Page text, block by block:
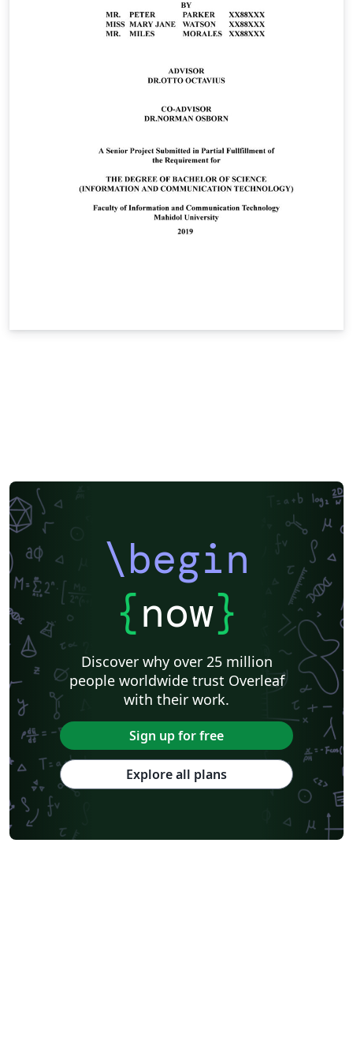
\begin
{now}
Discover why over 25 million
people worldwide trust Overleaf
with their work.
Sign up for free
Explore all plans